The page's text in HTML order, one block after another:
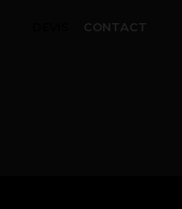
CONTACT